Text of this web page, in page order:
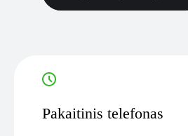
Pakaitinis telefonas